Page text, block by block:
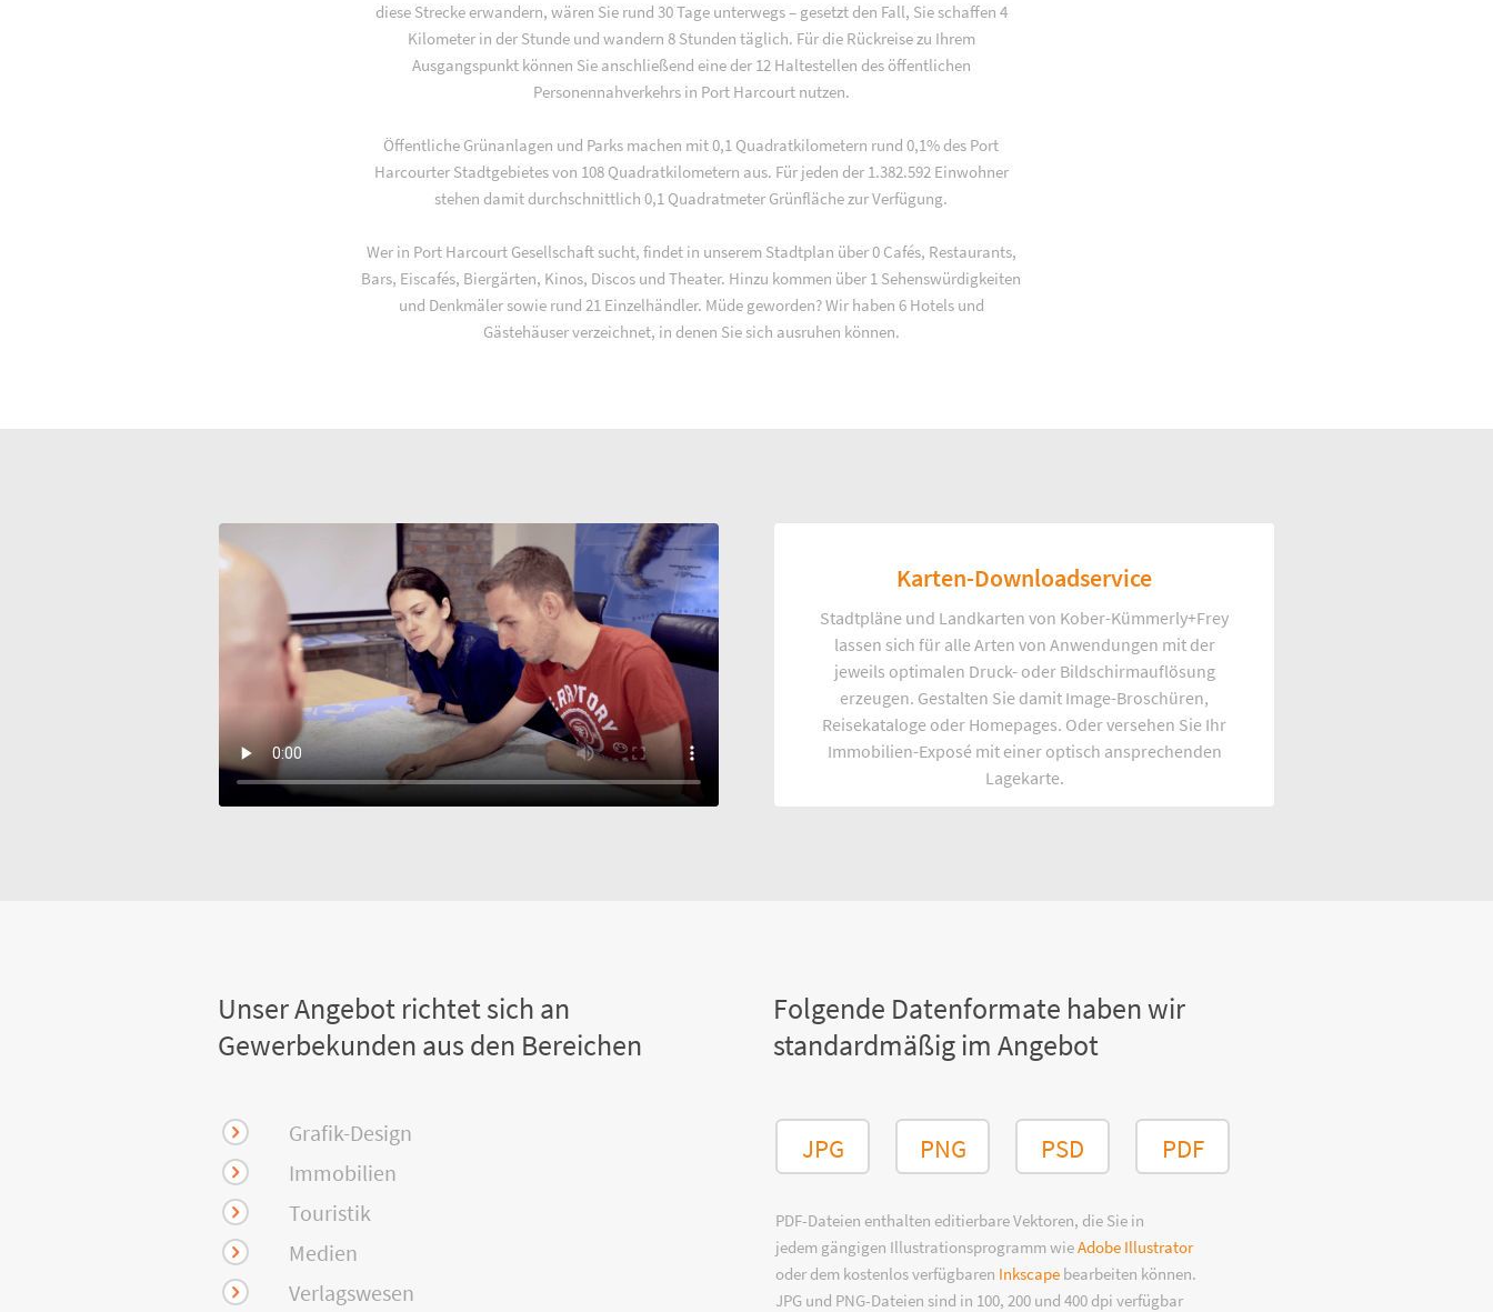
diese Strecke erwandern, wären Sie rund 30 Tage unterwegs – gesetzt den Fall, Sie schaffen 4
Kilometer in der Stunde und wandern 8 Stunden täglich. Für die Rückreise zu Ihrem
Ausgangspunkt können Sie anschließend eine der 12 Haltestellen des öffentlichen
Personennahverkehrs in Port Harcourt nutzen.
Öffentliche Grünanlagen und Parks machen mit 0,1 Quadratkilometern rund 0,1% des Port
Harcourter Stadtgebietes von 108 Quadratkilometern aus. Für jeden der 1.382.592 Einwohner
stehen damit durchschnittlich 0,1 Quadratmeter Grünfläche zur Verfügung.
Wer in Port Harcourt Gesellschaft sucht, findet in unserem Stadtplan über 0 Cafés, Restaurants,
Bars, Eiscafés, Biergärten, Kinos, Discos und Theater. Hinzu kommen über 1 Sehenswürdigkeiten
und Denkmäler sowie rund 21 Einzelhändler. Müde geworden? Wir haben 6 Hotels und
Gästehäuser verzeichnet, in denen Sie sich ausruhen können.
Karten-Downloadservice
Stadtpläne und Landkarten von Kober-Kümmerly+Frey
lassen sich für alle Arten von Anwendungen mit der
jeweils optimalen Druck- oder Bildschirmauflösung
erzeugen. Gestalten Sie damit Image-Broschüren,
Reisekataloge oder Homepages. Oder versehen Sie Ihr
Immobilien-Exposé mit einer optisch ansprechenden
Lagekarte.
Unser Angebot richtet sich an
Gewerbekunden aus den Bereichen
Grafik-Design
Immobilien
Touristik
Medien
Verlagswesen
Folgende Datenformate haben wir
standardmäßig im Angebot
JPG PNG PSD PDF
PDF-Dateien enthalten editierbare Vektoren, die Sie in
jedem gängigen Illustrationsprogramm wieAdobe Illustrator
oder dem kostenlos verfügbaren Inkscape bearbeiten können.
JPG und PNG-Dateien sind in 100, 200 und 400 dpi verfügbar